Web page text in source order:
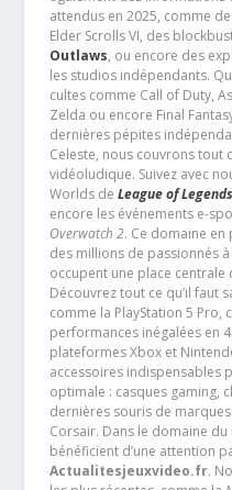
attendus en 2025, comme
Elder Scrolls VI, des
Outlaws, ou encore des
les studios indépendants.
cultes comme Call of Duty,
Zelda ou encore Final
dernières pépites
Celeste, nous couvrons tout
vidéoludique. Suivez avec
Worlds de League of Legends
encore les événements e-
Overwatch 2. Ce domaine
des millions de passionnés
occupent une place
Découvrez tout ce qu’il faut
comme la PlayStation 5
performances inégalées en
plateformes Xbox et
accessoires indispensables
optimale : casques gaming,
dernières souris de
Corsair. Dans le domaine
bénéficient d’une attention
Actualitesjeuxvideo.fr.